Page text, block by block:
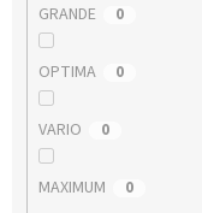
GRANDE 0
OPTIMA 0
VARIO 0
MAXIMUM 0